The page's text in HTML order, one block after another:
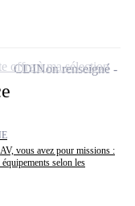
vous avez pour missions :
selon les
CDINon renseigné
offre à ma sélection